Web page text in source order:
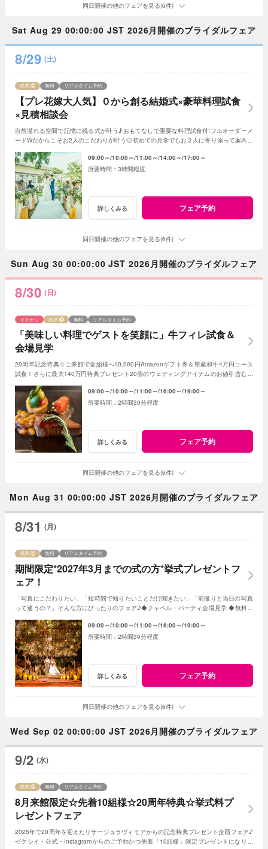
同日開催の他のフェアを見る(6件)
Sat Aug 29 00:00:00 JST 2026月開催のブライダルフェア
8/29 (土)
【プレ花嫁大人気】０から創る結婚式×豪華料理試食
×見積相談会
残席 無料 リアルタイム予約
自然溢れる空間で記憶に残る式が叶う♪おもてなしで重要な料理試食付!フルオーダーメ
ードWだからこそお2人のこだわりが叶う◎初めての見学でもお２人に寄り添って案内さ
09:00～ 10:00～ 11:00～ 14:00～ 17:00～
3時間程度
詳しくみる フェア予約
同日開催の他のフェアを見る(6件)
Sun Aug 30 00:00:00 JST 2026月開催のブライダルフェア
8/30 (日)
「美味しい料理でゲストを笑顔に」牛フィレ試食＆
会場見学
イチオシ 残席 無料 リアルタイム予約
20周年記念特典☆ご来館で全組様へ10,000円Amazonギフト券＆県産和牛4万円コース
試食！さらに最大140万円特典プレゼント20個のウェディングアイテムのお値引含むプ
09:00～ 10:00～ 11:00～ 16:00～ 19:00～
2時間30分程度
詳しくみる フェア予約
同日開催の他のフェアを見る(6件)
Mon Aug 31 00:00:00 JST 2026月開催のブライダルフェア
8/31 (月)
期間限定*2027年3月までの式の方*挙式プレゼントフ
ェア！
残席 無料 リアルタイム予約
「写真にこだわりたい」「短時間で知りたいことだけ聞きたい」「前撮りと当日の写真
って違うの？」そんな方にぴったりのフェア♪◆チャペル・パーティ会場見学 ◆無料フ
09:00～ 10:00～ 11:00～ 16:00～ 19:00～
2時間30分程度
詳しくみる フェア予約
同日開催の他のフェアを見る(6件)
Wed Sep 02 00:00:00 JST 2026月開催のブライダルフェア
9/2 (水)
8月来館限定☆先着10組様☆20周年特典☆挙式料プ
レゼントフェア
残席 無料 リアルタイム予約
2025年で20周年を迎えたリサージュラヴィモアからの記念特典プレゼント企画フェア♪
ゼクシイ・公式・Instagramからのご予約かつ先着「10組様」限定プレゼントになりま